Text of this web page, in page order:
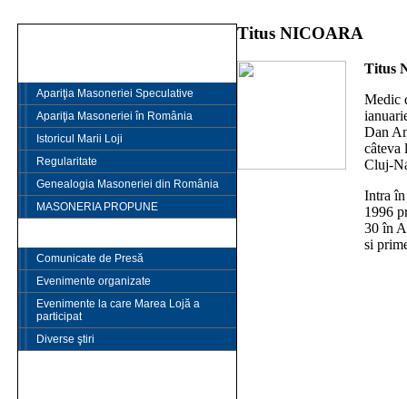
Apariţia Masoneriei Speculative
Apariţia Masoneriei în România
Istoricul Marii Loji
Regularitate
Genealogia Masoneriei din România
MASONERIA PROPUNE
Comunicate de Presă
Evenimente organizate
Evenimente la care Marea Lojă a
participat
Diverse ştiri
Titus NICOARA
Titus
Medic
Dan
câteva
Cluj-
Intra în
1996
30 în
si